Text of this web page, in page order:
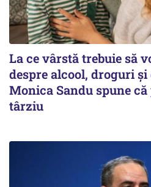
La ce vârstă trebuie să
despre alcool, droguri și
Monica Sandu spune
târziu